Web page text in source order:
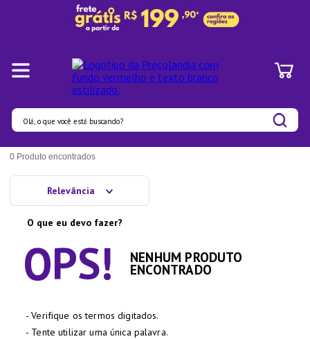
Olá, o que você está buscando?
0 Produto
Relevância
NENHUM PRODUTO
ENCONTRADO
O que eu devo fazer?
Verifique os termos digitados.
Tente utilizar uma única palavra.
Termos mais buscados
1º
Pratos
3º
Organizadores
4º
Bambu
5º
º
Xicara